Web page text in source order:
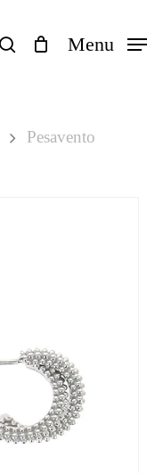
search MenuClose
Cart
Pesavento